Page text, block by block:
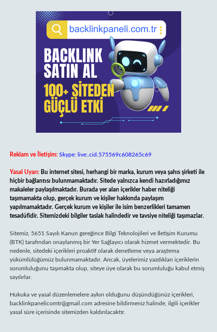
Reklam ve İletişim: Skype: live:.cid.575569c608265c69
Yasal Uyarı: Bu internet sitesi, herhangi bir marka, kurum veya şahıs şirketi ile
hiçbir bağlantısı bulunmamaktadır. Sitede yalnızca kendi hazırladığımız
makaleler paylaşılmaktadır. Burada yer alan içerikler haber niteliği
taşımamakta olup, gerçek kurum ve kişiler hakkında paylaşım
yapılmamaktadır. Gerçek kurum ve kişiler ile isim benzerlikleri tamamen
tesadüfidir. Sitemizdeki bilgiler taslak halindedir ve tavsiye niteliği taşımazlar.
Sitemiz, 5651 Sayılı Kanun gereğince Bilgi Teknolojileri ve İletişim Kurumu
(BTK) tarafından onaylanmış bir Yer Sağlayıcı olarak hizmet vermektedir. Bu
nedenle, sitedeki içerikleri proaktif olarak denetleme veya araştırma
yükümlülüğümüz bulunmamaktadır. Ancak, üyelerimiz yazdıkları içeriklerin
sorumluluğunu taşımakta olup, siteye üye olarak bu sorumluluğu kabul etmiş
sayılırlar.
Hukuka ve yasal düzenlemelere aykırı olduğunu düşündüğünüz içerikleri,
backlinkpanelicomtr@gmail.com adresine bildirmeniz halinde, ilgili içerikler
yasal süre içerisinde sitemizden kaldırılacaktır.